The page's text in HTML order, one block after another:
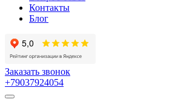
Контакты
Блог
Заказать звонок
+79037924054